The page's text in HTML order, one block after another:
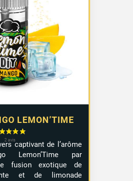
LEMON’TIME
captivant de l’arôme
Lemon’Time par
fusion exotique de
et de limonade